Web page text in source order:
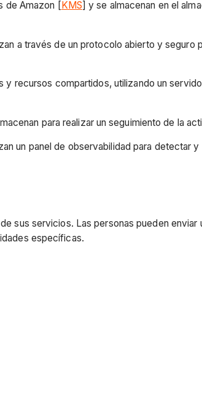
de Amazon [ KMS] y se almacenan en el
a través de un protocolo abierto y
recursos compartidos, utilizando un
para realizar un seguimiento de la
un panel de observabilidad para detectar
sus servicios. Las personas pueden enviar
específicas.